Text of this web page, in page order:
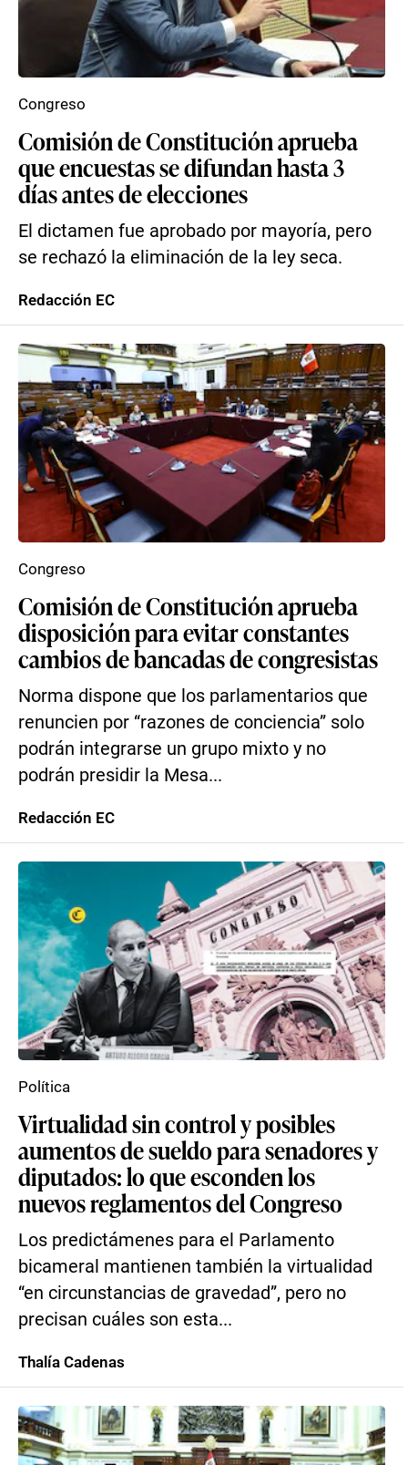
Comisión de Constitución aprueba
que encuestas se difundan hasta 3
días antes de elecciones
El dictamen fue aprobado por mayoría, pero
se rechazó la eliminación de la ley seca.
Congreso
Redacción EC
Comisión de Constitución aprueba
disposición para evitar constantes
cambios de bancadas de congresistas
Norma dispone que los parlamentarios que
renuncien por “razones de conciencia” solo
podrán integrarse un grupo mixto y no
podrán presidir la Mesa...
Congreso
Redacción EC
Virtualidad sin control y posibles
aumentos de sueldo para senadores y
diputados: lo que esconden los
nuevos reglamentos del Congreso
Los predictámenes para el Parlamento
bicameral mantienen también la virtualidad
“en circunstancias de gravedad”, pero no
precisan cuáles son esta...
Política
Thalía Cadenas